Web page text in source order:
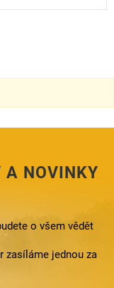
A NOVINKY
o všem vědět
zasíláme jednou za